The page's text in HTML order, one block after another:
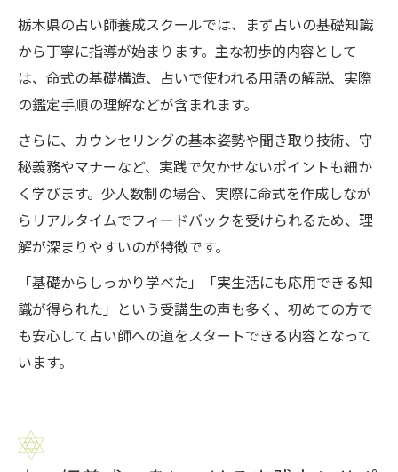
栃木県の占い師養成スクールでは、まず占いの基礎知識
から丁寧に指導が始まります。主な初歩的内容として
は、命式の基礎構造、占いで使われる用語の解説、実際
の鑑定手順の理解などが含まれます。
さらに、カウンセリングの基本姿勢や聞き取り技術、守
秘義務やマナーなど、実践で欠かせないポイントも細か
く学びます。少人数制の場合、実際に命式を作成しなが
らリアルタイムでフィードバックを受けられるため、理
解が深まりやすいのが特徴です。
「基礎からしっかり学べた」「実生活にも応用できる知
識が得られた」という受講生の声も多く、初めての方で
も安心して占い師への道をスタートできる内容となって
います。